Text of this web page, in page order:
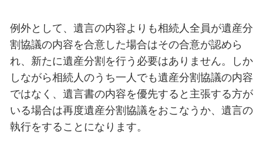
例外として、遺言の内容よりも相続人全員が遺産分
割協議の内容を合意した場合はその合意が認めら
れ、新たに遺産分割を行う必要はありません。しか
しながら相続人のうち一人でも遺産分割協議の内容
ではなく、遺言書の内容を優先すると主張する方が
いる場合は再度遺産分割協議をおこなうか、遺言の
執行をすることになります。